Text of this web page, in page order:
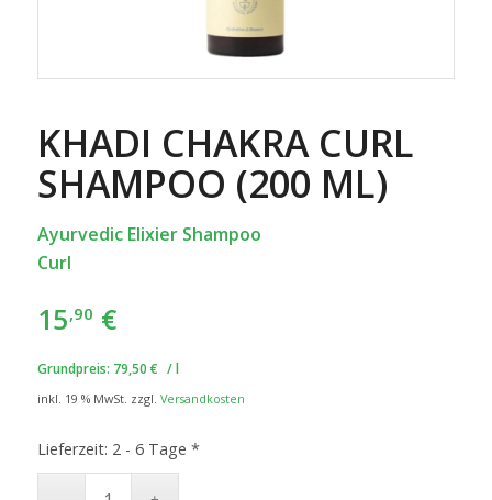
KHADI CHAKRA CURL
SHAMPOO (200 ML)
Ayurvedic Elixier Shampoo
Curl
15,90 €
Grundpreis: 79,50 € /l
inkl. 19 % MwSt. zzgl. Versandkosten
Lieferzeit: 2 - 6 Tage *